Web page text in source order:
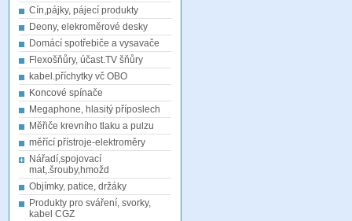
Cín,pájky, pájecí produkty
Deony, elekroměrové desky
Domácí spotřebiče a vysavače
Flexošňůry, účast.TV šňůry
kabel.příchytky vč OBO
Koncové spínače
Megaphone, hlasitý příposlech
Měřiče krevního tlaku a pulzu
měřící přístroje-elektroměry
Nářadí,spojovací
mat,.šrouby,hmožd
Objímky, patice, držáky
Produkty pro sváření, svorky,
kabel CGZ